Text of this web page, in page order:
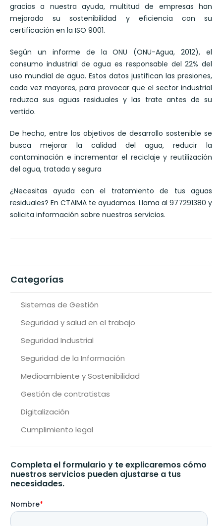
gracias a nuestra ayuda, multitud de empresas han
mejorado su sostenibilidad y eficiencia con su
certificación en la ISO 9001.
Según un informe de la ONU (ONU-Agua, 2012), el
consumo industrial de agua es responsable del 22% del
uso mundial de agua. Estos datos justifican las presiones,
cada vez mayores, para provocar que el sector industrial
reduzca sus aguas residuales y las trate antes de su
vertido.
De hecho, entre los objetivos de desarrollo sostenible se
busca mejorar la calidad del agua, reducir la
contaminación e incrementar el reciclaje y reutilización
del agua, tratada y segura
¿Necesitas ayuda con el tratamiento de tus aguas
residuales? En CTAIMA te ayudamos. Llama al 977291380 y
solicita información sobre nuestros servicios.
Categorías
Sistemas de Gestión
Seguridad y salud en el trabajo
Seguridad Industrial
Seguridad de la Información
Medioambiente y Sostenibilidad
Gestión de contratistas
Digitalización
Cumplimiento legal
Completa el formulario y te explicaremos cómo
nuestros servicios pueden ajustarse a tus
necesidades.